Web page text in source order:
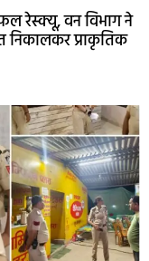
रेस्क्यू, वन विभाग ने
निकालकर प्राकृतिक